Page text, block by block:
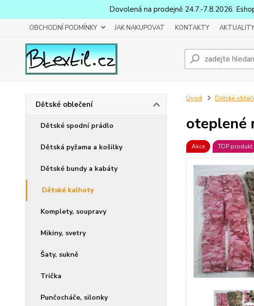
Dovolená na prodejně 24.7.-7.8.2026.
OBCHODNÍ PODMÍNKY JAK NAKUPOVAT KONTAKTY AKTUALITY
Dětské oblečení
Dětské spodní prádlo
Dětská pyžama a košilky
Dětské bundy a kabáty
Dětské kalhoty
Komplety, soupravy
Mikiny, svetry
Šaty, sukně
Trička
Punčocháče, silonky
Úvod Dětské
oteplené
Akce TOP produkt